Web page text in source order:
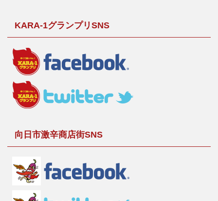
KARA-1グランプリSNS
向日市激辛商店街SNS